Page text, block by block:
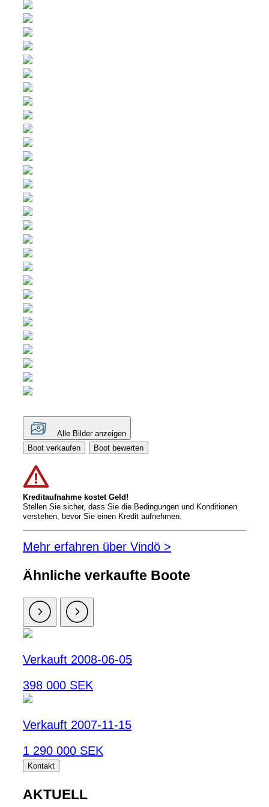
Alle Bilder anzeigen
Boot verkaufen
Boot bewerten
Kreditaufnahme kostet Geld!
Stellen Sie sicher, dass Sie die Bedingungen und Konditionen
verstehen, bevor Sie einen Kredit aufnehmen.
Mehr erfahren über Vindö >
Ähnliche verkaufte Boote
Verkauft 2008-06-05
398 000 SEK
Verkauft 2007-11-15
1 290 000 SEK
Kontakt
AKTUELL